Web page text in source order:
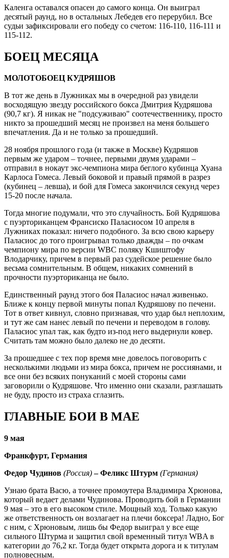
Каленга оставался опасен до самого конца. Он выиграл
десятый раунд, но в остальных Лебедев его перерубил. Все
судьи зафиксировали его победу со счетом: 116-110, 116-111 и
115-112.
БОЕЦ МЕСЯЦА
МОЛОТОБОЕЦ КУДРЯШОВ
В тот же день в Лужниках мы в очередной раз увидели
восходящую звезду российского бокса Дмитрия Кудряшова
(90,7 кг). Я никак не "подсуживаю" соотечественнику, просто
никто за прошедший месяц не произвел на меня большего
впечатления. Да и не только за прошедший.
28 ноября прошлого года (и также в Москве) Кудряшов
первым же ударом – точнее, первыми двумя ударами –
отправил в нокаут экс-чемпиона мира беглого кубинца Хуана
Карлоса Гомеса. Левый боковой и правый прямой в разрез
(кубинец – левша), и бой для Гомеса закончился секунд через
15-20 после начала.
Тогда многие подумали, что это случайность. Бой Кудряшова
с пуэрториканцем Франсиско Паласиосом 10 апреля в
Лужниках показал: ничего подобного. За всю свою карьеру
Паласиос до того проигрывал только дважды – по очкам
чемпиону мира по версии WBC поляку Кшиштофу
Влодарчику, причем в первый раз судейское решение было
весьма сомнительным. В общем, никаких сомнений в
прочности пуэрториканца не было.
Единственный раунд этого боя Паласиос начал живенько.
Ближе к концу первой минуты попал Кудряшову по печени.
Тот в ответ кивнул, словно признавая, что удар был неплохим,
и тут же сам нанес левый по печени и переводом в голову.
Паласиос упал так, как будто из-под него выдернули ковер.
Считать там можно было далеко не до десяти.
За прошедшее с тех пор время мне довелось поговорить с
несколькими людьми из мира бокса, причем не россиянами, и
все они без всяких понуканий с моей стороны сами
заговорили о Кудряшове. Что именно они сказали, разглашать
не буду, просто из страха сглазить.
ГЛАВНЫЕ БОИ В МАЕ
9 мая
Франкфурт, Германия
Федор Чудинов (Россия) – Феликс Штурм (Германия)
Узнаю брата Васю, а точнее промоутера Владимира Хрюнова,
который ведает делами Чудинова. Проводить бой в Германии
9 мая – это в его высоком стиле. Мощный ход. Только какую
же ответственность он возлагает на плечи боксера! Ладно, Бог
с ним, с Хрюновым, лишь бы Федор выиграл у все еще
сильного Штурма и защитил свой временный титул WBA в
категории до 76,2 кг. Тогда будет открыта дорога и к титулам
полновесным.